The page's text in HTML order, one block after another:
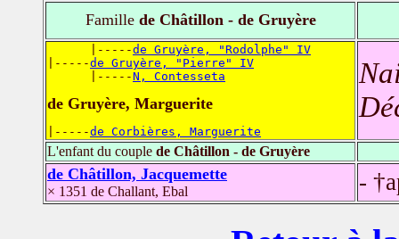
Famillede Châtillon - de Gruyère
      |-----
de Gruyère, "Rodolphe" IV
|-----de Gruyère, "Pierre" IV
      |-----
N, Contesseta
de Gruyère, Marguerite
|-----de Corbières, Marguerite
L'enfant du couple de Châtillon - de Gruyère
de Châtillon, Jacquemette
× 1351 de Challant, Ebal -